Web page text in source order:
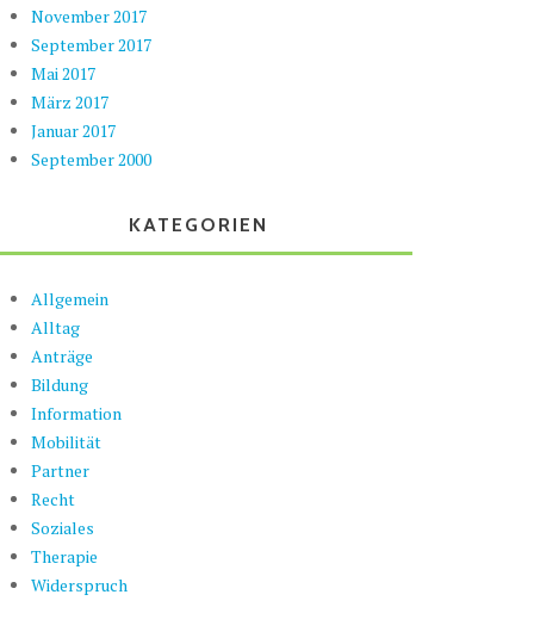
November 2017
September 2017
Mai 2017
März 2017
Januar 2017
September 2000
KATEGORIEN
Allgemein
Alltag
Anträge
Bildung
Information
Mobilität
Partner
Recht
Soziales
Therapie
Widerspruch